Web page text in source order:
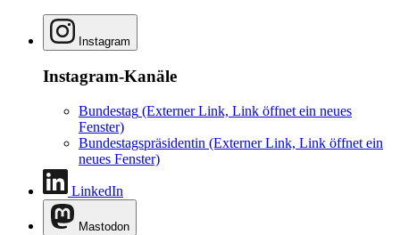
Instagram
Instagram-Kanäle
Bundestag (Externer Link, Link öffnet ein neues
Fenster)
Bundestagspräsidentin (Externer Link, Link öffnet ein
neues Fenster)
LinkedIn
Mastodon